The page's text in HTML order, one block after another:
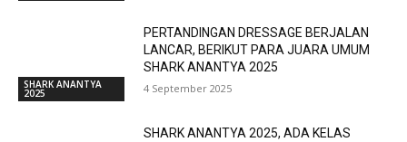
SHARK ANANTYA
2025
PERTANDINGAN DRESSAGE BERJALAN
LANCAR, BERIKUT PARA JUARA UMUM
SHARK ANANTYA 2025
4 September 2025
SHARK ANANTYA 2025, ADA KELAS